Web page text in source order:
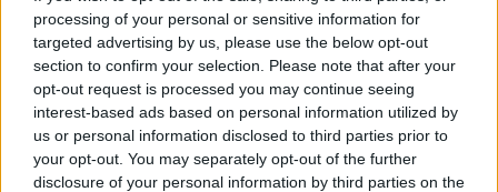
processing of your personal or sensitive information for
targeted advertising by us, please use the below opt-out
section to confirm your selection. Please note that after your
opt-out request is processed you may continue seeing
interest-based ads based on personal information utilized by
us or personal information disclosed to third parties prior to
your opt-out. You may separately opt-out of the further
disclosure of your personal information by third parties on the
Πυρά σε λύκειο στην Ταϊλάνδη - Τουλάχιστον 2 νεκροί
08:06
«Τριλογία» επετειακών εκδηλώσεων 160 ετών από την
Αρκαδική Εθελοθυσία
07:59
Τα πρωτοσέλιδα των εφημερίδων